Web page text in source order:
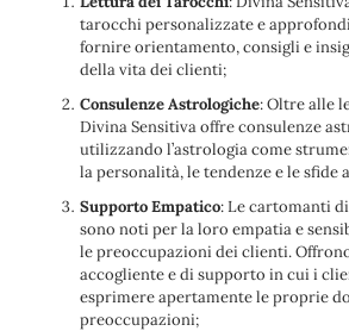
tarocchi personalizzate e
fornire orientamento, consigli e
della vita dei clienti;
Consulenze Astrologiche: Oltre alle
Divina Sensitiva offre consulenze
utilizzando l’astrologia come
la personalità, le tendenze e le sfide
Supporto Empatico: Le cartomanti
sono noti per la loro empatia e
le preoccupazioni dei clienti.
accogliente e di supporto in cui i
esprimere apertamente le proprie
preoccupazioni;